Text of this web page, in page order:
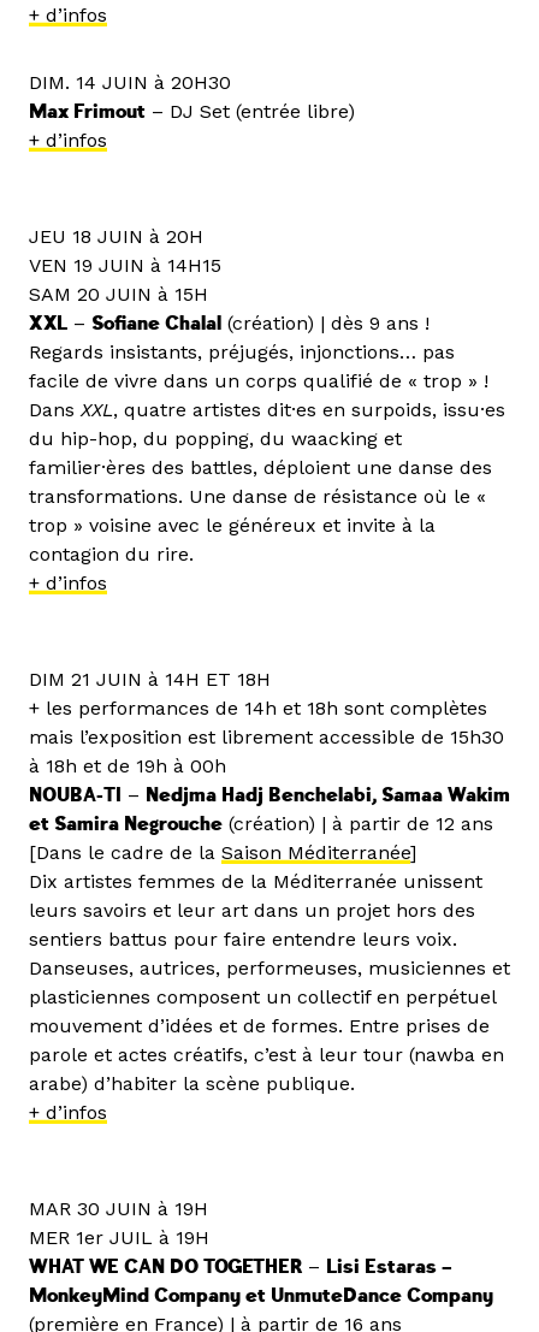
+ d’infos
DIM. 14 JUIN à 20H30
Max Frimout – DJ Set (entrée libre)
+ d’infos
JEU 18 JUIN à 20H
VEN 19 JUIN à 14H15
SAM 20 JUIN à 15H
XXL – Sofiane Chalal (création) | dès 9 ans !
Regards insistants, préjugés, injonctions… pas
facile de vivre dans un corps qualifié de « trop » !
DansXXL, quatre artistes dit·es en surpoids, issu·es
du hip-hop, du popping, du waacking et
familier·ères des battles, déploient une danse des
transformations. Une danse de résistance où le «
trop » voisine avec le généreux et invite à la
contagion du rire.
+ d’infos
DIM 21 JUIN à 14H ET 18H
+ les performances de 14h et 18h sont complètes
mais l’exposition est librement accessible de 15h30
à 18h et de 19h à 00h
NOUBA-TI – Nedjma Hadj Benchelabi, Samaa Wakim
et Samira Negrouche (création) | à partir de 12 ans
[Dans le cadre de la Saison Méditerranée]
Dix artistes femmes de la Méditerranée unissent
leurs savoirs et leur art dans un projet hors des
sentiers battus pour faire entendre leurs voix.
Danseuses, autrices, performeuses, musiciennes et
plasticiennes composent un collectif en perpétuel
mouvement d’idées et de formes. Entre prises de
parole et actes créatifs, c’est à leur tour (nawba en
arabe) d’habiter la scène publique.
+ d’infos
MAR 30 JUIN à 19H
MER 1er JUIL à 19H
WHAT WE CAN DO TOGETHER – Lisi Estaras –
MonkeyMind Company et UnmuteDance Company
(première en France) | à partir de 16 ans